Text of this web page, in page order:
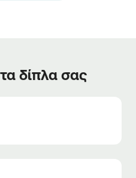
δίπλα σας